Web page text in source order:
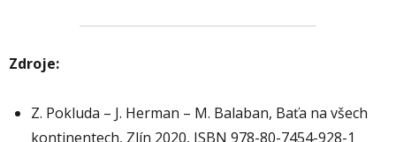
Zdroje:
Z. Pokluda – J. Herman – M. Balaban, Baťa na všech
kontinentech, Zlín 2020, ISBN 978-80-7454-928-1